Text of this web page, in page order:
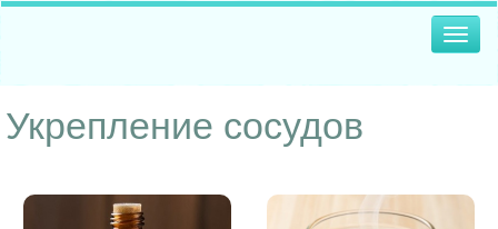
Укрепление сосудов